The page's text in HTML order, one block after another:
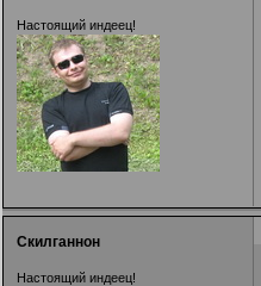
Настоящий индеец!
Скилганнон
Настоящий индеец!